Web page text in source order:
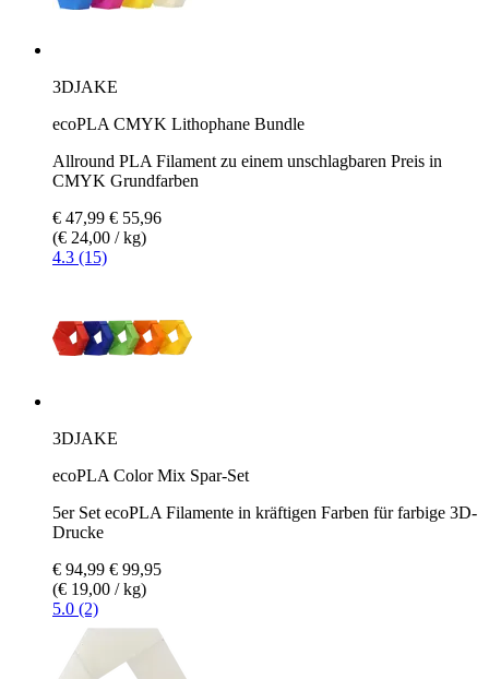
3DJAKE
ecoPLA CMYK Lithophane Bundle
Allround PLA Filament zu einem unschlagbaren Preis in
CMYK Grundfarben
€ 47,99 € 55,96
(€ 24,00 / kg)
4.3 (15)
3DJAKE
ecoPLA Color Mix Spar-Set
5er Set ecoPLA Filamente in kräftigen Farben für farbige 3D-
Drucke
€ 94,99 € 99,95
(€ 19,00 / kg)
5.0 (2)